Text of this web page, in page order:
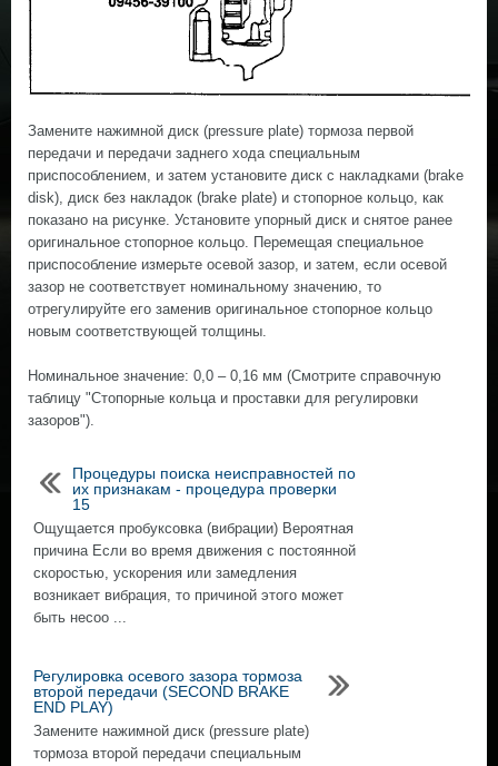
Замените нажимной диск (pressure plate) тормоза первой
передачи и передачи заднего хода специальным
приспособлением, и затем установите диск с накладками (brake
disk), диск без накладок (brake plate) и стопорное кольцо, как
показано на рисунке. Установите упорный диск и снятое ранее
оригинальное стопорное кольцо. Перемещая специальное
приспособление измерьте осевой зазор, и затем, если осевой
зазор не соответствует номинальному значению, то
отрегулируйте его заменив оригинальное стопорное кольцо
новым соответствующей толщины.
Номинальное значение: 0,0 – 0,16 мм (Смотрите справочную
таблицу "Стопорные кольца и проставки для регулировки
зазоров").
Процедуры поиска неисправностей по
их признакам - процедура проверки
15
Ощущается пробуксовка (вибрации) Вероятная
причина Если во время движения с постоянной
скоростью, ускорения или замедления
возникает вибрация, то причиной этого может
быть несоо ...
Регулировка осевого зазора тормоза
второй передачи (SECOND BRAKE
END PLAY)
Замените нажимной диск (pressure plate)
тормоза второй передачи специальным